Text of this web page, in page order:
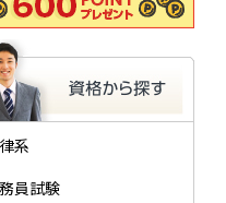
系
員試験